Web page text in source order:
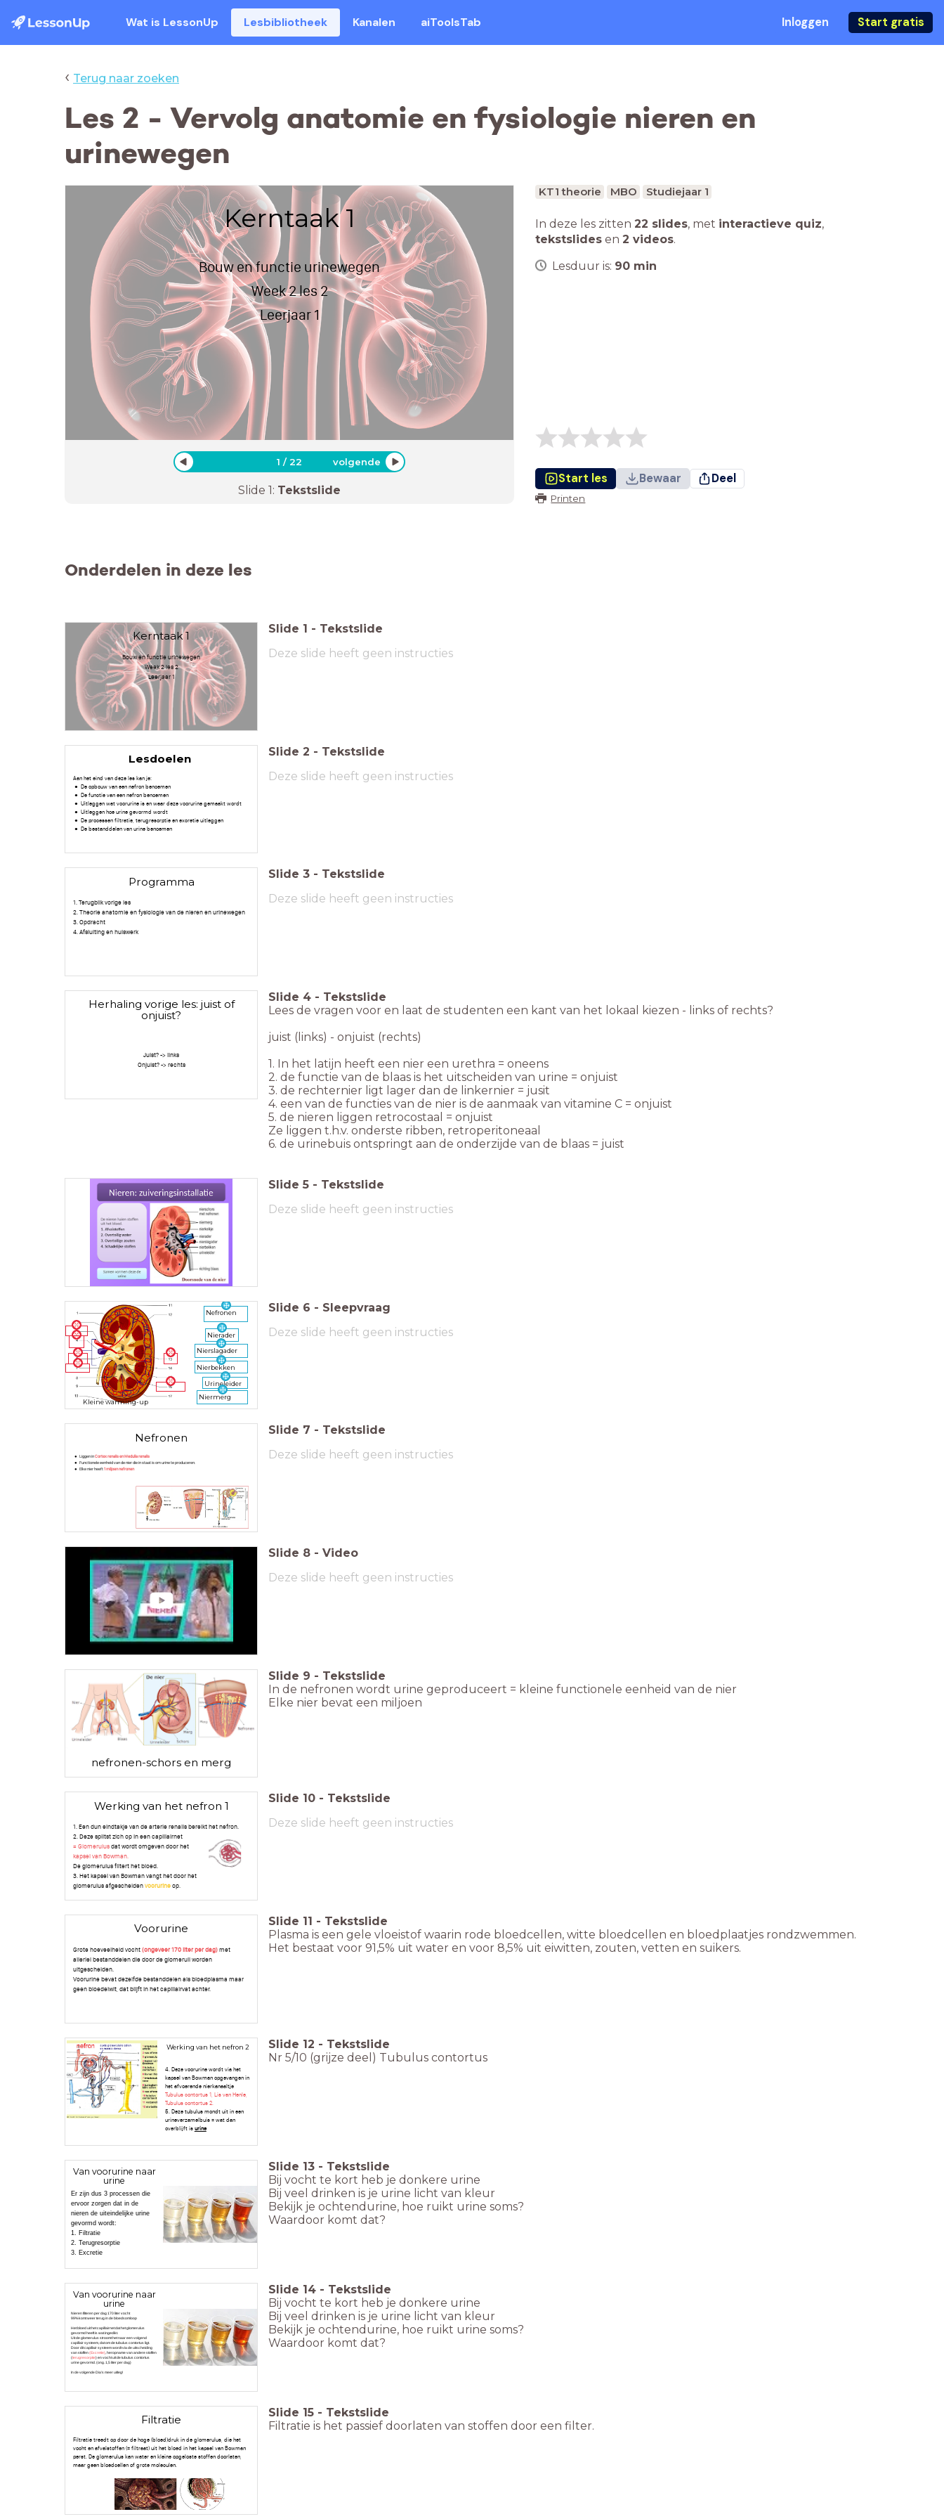
Wat is LessonUp Lesbibliotheek Kanalen aiToolsTab Inloggen Start gratis
‹ Terug naar zoeken
Les 2 - Vervolg anatomie en fysiologie nieren en
urinewegen
Kerntaak 1
Bouw en functie urinewegen
Week 2 les 2
Leerjaar 1
1 /22 volgende
Slide 1: Tekstslide
KT1 theorie MBO Studiejaar 1
In deze les zitten 22 slides, met interactieve quiz,
tekstslides en 2 videos.
Lesduur is: 90 min
Start les Bewaar Deel
Printen
Onderdelen in deze les
Kerntaak 1
Bouw en functie urinewegen
Week 2 les 2
Leerjaar 1
Slide 1 - Tekstslide
Deze slide heeft geen instructies
Lesdoelen
Aan het eind van deze les kan je:
De opbouw van een nefron benoemen
De functie van een nefron benoemen
Uitleggen wat voorurine is en waar deze voorurine gemaakt wordt
Uitleggen hoe urine gevormd wordt
De processen filtratie, terugresorptie en excretie uitleggen
De bestanddelen van urine benoemen
Slide 2 - Tekstslide
Deze slide heeft geen instructies
Programma
1. Terugblik vorige les
2. Theorie anatomie en fysiologie van de nieren en urinewegen
3. Opdracht
4. Afsluiting en huiswerk
Slide 3 - Tekstslide
Deze slide heeft geen instructies
Herhaling vorige les: juist of
onjuist?
Juist? -> links
Onjuist? -> rechts
Slide 4 - Tekstslide
Lees de vragen voor en laat de studenten een kant van het lokaal kiezen - links of rechts?
juist (links) - onjuist (rechts)
1. In het latijn heeft een nier een urethra = oneens
2. de functie van de blaas is het uitscheiden van urine = onjuist
3. de rechternier ligt lager dan de linkernier = jusit
4. een van de functies van de nier is de aanmaak van vitamine C = onjuist
5. de nieren liggen retrocostaal = onjuist
Ze liggen t.h.v. onderste ribben, retroperitoneaal
6. de urinebuis ontspringt aan de onderzijde van de blaas = juist
Slide 5 - Tekstslide
Deze slide heeft geen instructies
Kleine warming-up
Nefronen
Nierader
Nierslagader
Nierbekken
Urineleider
Niermerg
Slide 6 - Sleepvraag
Deze slide heeft geen instructies
Nefronen
Liggen inCortex renalis en Medulla renalis
Functionele eenheid van de nier die in staat is om urine te produceren.
Elke nier heeft1 miljoen nefronen
Slide 7 - Tekstslide
Deze slide heeft geen instructies
Slide 8 - Video
Deze slide heeft geen instructies
nefronen-schors en merg
Slide 9 - Tekstslide
In de nefronen wordt urine geproduceert = kleine functionele eenheid van de nier
Elke nier bevat een miljoen
Werking van het nefron 1
1. Een dun eindtakje van de arterie renalis bereikt het nefron.
2. Deze splitst zich op in een capillairnet
= Glomerulusdat wordt omgeven door het
kapsel van Bowman.
De glomerulus filtert het bloed.
3. Het kapsel van Bowman vangt het door het
glomerulus afgescheiden voorurineop.
Slide 10 - Tekstslide
Deze slide heeft geen instructies
Voorurine
Grote hoeveelheid vocht(ongeveer 170 liter per dag)met
allerlei bestanddelen die door de glomeruli worden
uitgescheiden.
Voorurine bevat dezelfde bestanddelen als bloedplasma maar
geen bloedeiwit, dat blijft in het capillairvat achter.
Slide 11 - Tekstslide
Plasma is een gele vloeistof waarin rode bloedcellen, witte bloedcellen en bloedplaatjes rondzwemmen.
Het bestaat voor 91,5% uit water en voor 8,5% uit eiwitten, zouten, vetten en suikers.
Werking van het nefron 2
4. Deze voorurine wordt via het
kapsel van Bowman opgevangen in
het afvoerende nierkanaaltje
Tubulus contortus 1, Lis van Henle,
Tubulus contortus 2.
5. Deze tubulus mondt uit in een
urineverzamelbuis = wat dan
overblijft is urine
Slide 12 - Tekstslide
Nr 5/10 (grijze deel) Tubulus contortus
Van voorurine naar
urine
Er zijn dus 3 processen die
ervoor zorgen dat in de
nieren de uiteindelijke urine
gevormd wordt:
1. Filtratie
2. Terugresorptie
3. Excretie
Slide 13 - Tekstslide
Bij vocht te kort heb je donkere urine
Bij veel drinken is je urine licht van kleur
Bekijk je ochtendurine, hoe ruikt urine soms?
Waardoor komt dat?
Van voorurine naar
urine
Nieren filteren per dag 170 liter vocht
99% komt weer terug in de bloedsomloop
Het bloed uit het capillairnet dat het glomerulus
gevormd heeft is wat ingedikt.
Uit de glomerulus stroomt het naar een volgend
capillair systeem, dat om de tubulus contortus ligt.
Door dit capillair systeem wordt via de uitscheiding
van stoffen
(Excretie), heropname van andere stoffen
terugresorptie) en vocht uit de tubulus contortus
urine gevormd. (ong. 1,5 liter per dag)
In de volgende Dia's meer uitleg!
Slide 14 - Tekstslide
Bij vocht te kort heb je donkere urine
Bij veel drinken is je urine licht van kleur
Bekijk je ochtendurine, hoe ruikt urine soms?
Waardoor komt dat?
Filtratie
Filtratie treedt op door de hoge (bloed)druk in de glomerulus, die het
vocht en afvalstoffen (= filtraat) uit het bloed in het kapsel van Bowman
perst. De glomerulus kan water en kleine opgeloste stoffen doorlaten,
maar geen bloedcellen of grote moleculen.
Slide 15 - Tekstslide
Filtratie is het passief doorlaten van stoffen door een filter.